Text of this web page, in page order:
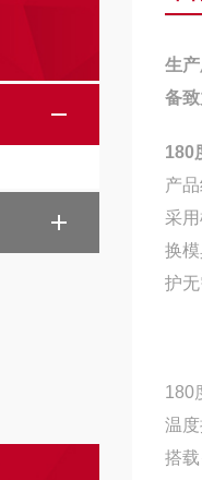
生
备
180
产
采
换
护
180
温
搭